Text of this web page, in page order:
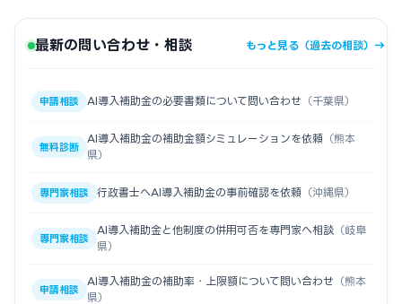
最新の問い合わせ・相談 もっと見る（過去の相談）→
申請相談 AI導入補助金の必要書類について問い合わせ （千葉県）
無料診断
AI導入補助金の補助金額シミュレーションを依頼 （熊本
県）
専門家相談 行政書士へAI導入補助金の事前確認を依頼 （沖縄県）
専門家相談
AI導入補助金と他制度の併用可否を専門家へ相談 （岐阜
県）
申請相談
AI導入補助金の補助率・上限額について問い合わせ （熊本
県）